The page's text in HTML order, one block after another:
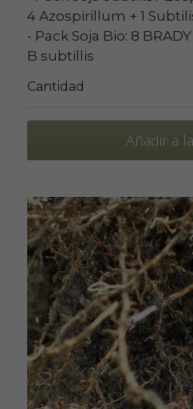
4 Azospirillum + 1
- Pack Soja Bio: 8
B subtillis
Cantidad
Añadir a